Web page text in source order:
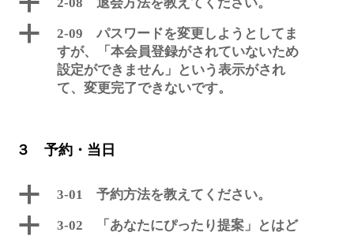
2-08 退会方法を教えてください。
a
2-09 パスワードを変更しようとしてま
すが、「本会員登録がされていないため
設定ができません」という表示がされ
て、変更完了できないです。
３ 予約・当日
a 3-01 予約方法を教えてください。
a
3-02 「あなたにぴったり提案」とはど